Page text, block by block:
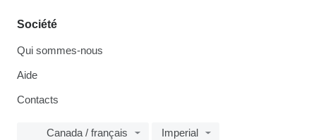
Société
Qui sommes-nous
Aide
Contacts
Canada / français Imperial